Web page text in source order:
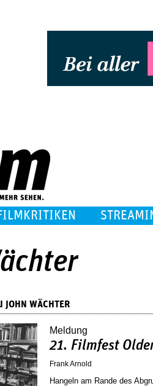
JOHN WÄCHTER
Meldung
21. Filmfest
Frank Arnold
Hangeln am Rande des